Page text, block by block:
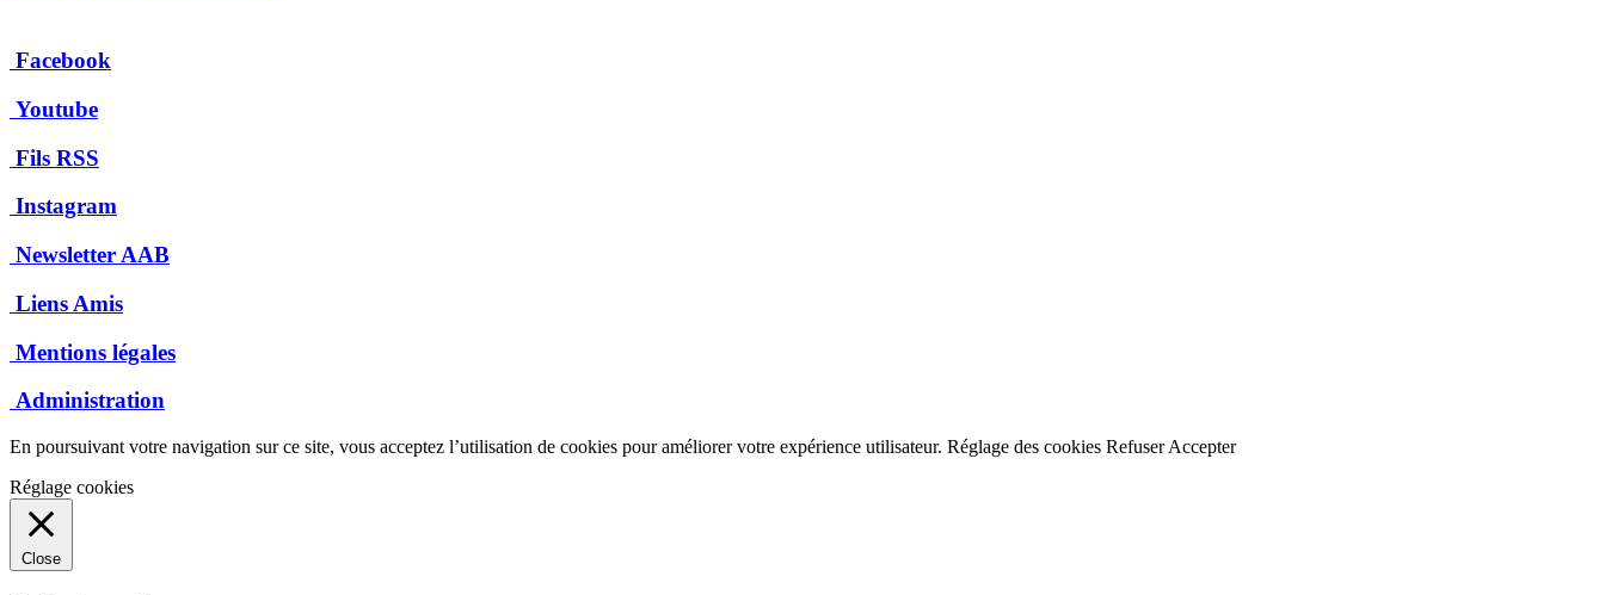
Facebook
Youtube
Fils RSS
Instagram
Newsletter AAB
Liens Amis
Mentions légales
Administration
En poursuivant votre navigation sur ce site, vous acceptez l’utilisation de cookies pour améliorer votre expérience utilisateur. Réglage des cookies Refuser Accepter
Réglage cookies
Close